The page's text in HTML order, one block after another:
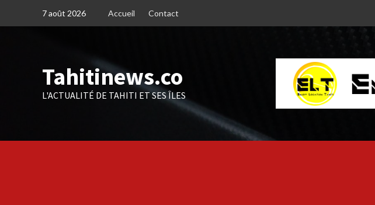
7 août 2026 Accueil Contact
Tahitinews.co
L'ACTUALITÉ DE TAHITI ET SES ÎLES